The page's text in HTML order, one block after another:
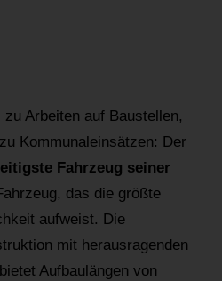
Arbeiten auf Baustellen,
Kommunaleinsätzen: Der
Fahrzeug seiner
das die größte
aufweist. Die
mit herausragenden
Aufbaulängen von